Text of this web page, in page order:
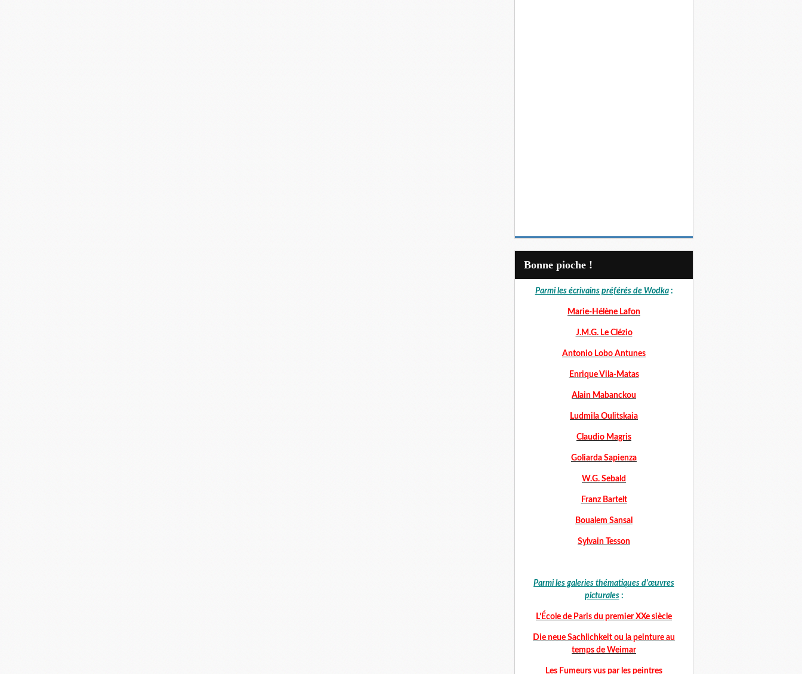
Bonne pioche !
Parmi les écrivains préférés de Wodka:
Marie-Hélène Lafon
J.M.G. Le Clézio
Antonio Lobo Antunes
Enrique Vila-Matas
Alain Mabanckou
Ludmila Oulitskaia
Claudio Magris
Goliarda Sapienza
W.G. Sebald
Franz Bartelt
Boualem Sansal
Sylvain Tesson
Parmi les galeries thématiques d'œuvres
picturales:
L’École de Paris du premier XXe siècle
Die neue Sachlichkeit ou la peinture au
temps de Weimar
Les Fumeurs vus par les peintres